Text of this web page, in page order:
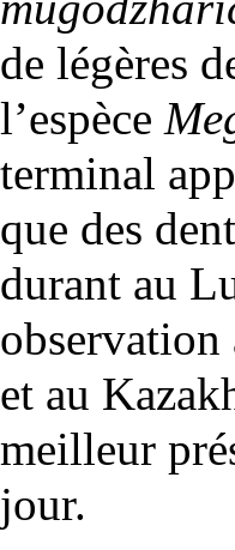
de légères
l’espèce
terminal
que des
durant au
observation
et au
meilleur
jour.